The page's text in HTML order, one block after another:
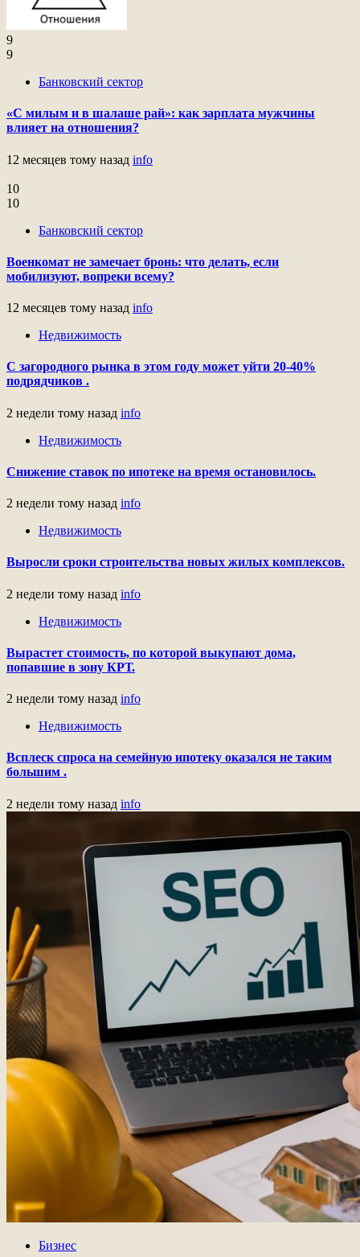
9
9
Банковский сектор
«С милым и в шалаше рай»: как зарплата мужчины
влияет на отношения?
12 месяцев тому назад info
10
10
Банковский сектор
Военкомат не замечает бронь: что делать, если
мобилизуют, вопреки всему?
12 месяцев тому назад info
Недвижимость
С загородного рынка в этом году может уйти 20-40%
подрядчиков .
2 недели тому назад info
Недвижимость
Снижение ставок по ипотеке на время остановилось.
2 недели тому назад info
Недвижимость
Выросли сроки строительства новых жилых комплексов.
2 недели тому назад info
Недвижимость
Вырастет стоимость, по которой выкупают дома,
попавшие в зону КРТ.
2 недели тому назад info
Недвижимость
Всплеск спроса на семейную ипотеку оказался не таким
большим .
2 недели тому назад info
Бизнес